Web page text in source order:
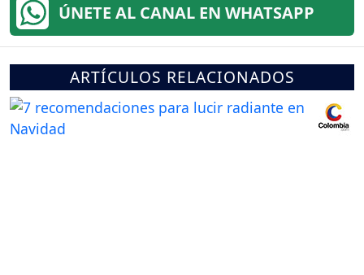
ÚNETE AL CANAL EN WHATSAPP
ARTÍCULOS RELACIONADOS